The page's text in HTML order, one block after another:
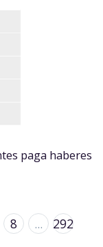
paga haberes
8 ...
292